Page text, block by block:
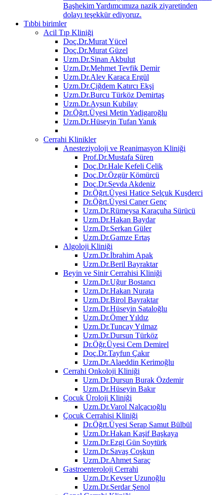
Başhekim Yardımcımıza nazik ziyaretinden
dolayı teşekkür ediyoruz.
Tıbbi birimler
Acil Tıp Kliniği
Doç.Dr.Murat Yücel
Doç.Dr.Murat Güzel
Uzm.Dr.Sinan Akbulut
Uzm.Dr.Mehmet Tevfik Demir
Uzm.Dr.Alev Karaca Ergül
Uzm.Dr.Çiğdem Katırcı Ekşi
Uzm.Dr.Burcu Türköz Demirtaş
Uzm.Dr.Aysun Kubilay
Dr.Öğrt.Üyesi Metin Yadigaroğlu
Uzm.Dr.Hüseyin Tufan Yanık
Cerrahi Klinikler
Anesteziyoloji ve Reanimasyon Kliniği
Prof.Dr.Mustafa Süren
Doç.Dr.Hale Kefeli Çelik
Doç.Dr.Özgür Kömürcü
Doç.Dr.Sevda Akdeniz
Dr.Öğrt.Üyesi Hatice Selçuk Kuşderci
Dr.Öğrt.Üyesi Caner Genç
Uzm.Dr.Rümeysa Karaçuha Sürücü
Uzm.Dr.Hakan Baydar
Uzm.Dr.Serkan Güler
Uzm.Dr.Gamze Ertaş
Algoloji Kliniği
Uzm.Dr.İbrahim Apak
Uzm.Dr.Beril Bayraktar
Beyin ve Sinir Cerrahisi Kliniği
Uzm.Dr.Uğur Bostancı
Uzm.Dr.Hakan Nurata
Uzm.Dr.Birol Bayraktar
Uzm.Dr.Hüseyin Sataloğlu
Uzm.Dr.Ömer Yıldız
Uzm.Dr.Tuncay Yılmaz
Uzm.Dr.Dursun Türköz
Dr.Öğr.Üyesi Cem Demirel
Doç.Dr.Tayfun Çakır
Uzm.Dr.Alaeddin Kerimoğlu
Cerrahi Onkoloji Kliniği
Uzm.Dr.Dursun Burak Özdemir
Uzm.Dr.Hüseyin Bakır
Çocuk Üroloji Kliniği
Uzm.Dr.Varol Nalçacıoğlu
Çocuk Cerrahisi Kliniği
Dr.Öğrt.Üyesi Serap Samut Bülbül
Uzm.Dr.Hakan Kaşif Başkaya
Uzm.Dr.Ezgi Gün Soytürk
Uzm.Dr.Savaş Coşkun
Uzm.Dr.Ahmet Saraç
Gastroenteroloji Cerrahi
Uzm.Dr.Kevser Uzunoğlu
Uzm.Dr.Serdar Şenol